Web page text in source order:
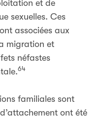
et de
sexuelles. Ces
associées aux
migration et
néfastes
64
familiales sont
ont été